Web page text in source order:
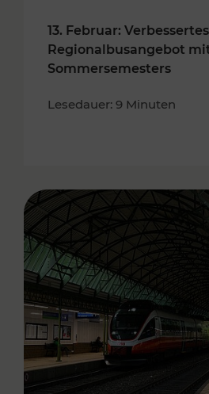
13. Februar: Verbessertes
Regionalbusangebot
Sommersemesters
Lesedauer: 9 Minuten